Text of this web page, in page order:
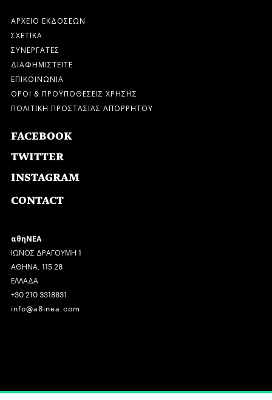
ΑΡΧΕΙΟ ΕΚΔΟΣΕΩΝ
ΣΧΕΤΙΚΑ
ΣΥΝΕΡΓΑΤΕΣ
ΔΙΑΦΗΜΙΣΤΕΙΤΕ
ΕΠΙΚΟΙΝΩΝΙΑ
ΟΡΟΙ & ΠΡΟΫΠΟΘΕΣΕΙΣ ΧΡΗΣΗΣ
ΠΟΛΙΤΙΚΗ ΠΡΟΣΤΑΣΙΑΣ ΑΠΟΡΡΗΤΟΥ
FACEBOOK
TWITTER
INSTAGRAM
CONTACT
αθηΝΕΑ
ΙΩΝΟΣ ΔΡΑΓΟΥΜΗ 1
ΑΘΗΝΑ, 115 28
ΕΛΛΑΔΑ
+30 210 3318831
info@a8inea.com